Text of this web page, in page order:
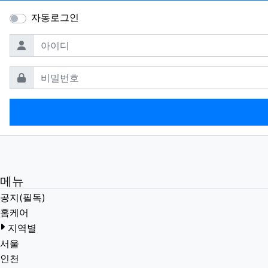
자동로그인
아이디
필수
비밀번호필수
메뉴
공지(필독)
홈케어
지역별
서울
인천